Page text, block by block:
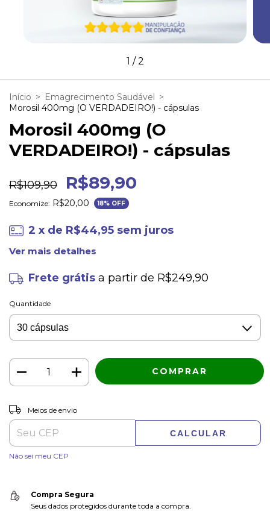
1 /2
Início > Emagrecimento Saudável >
Morosil 400mg (O VERDADEIRO!) - cápsulas
Morosil 400mg (O
VERDADEIRO!) - cápsulas
R$109,90 R$89,90
Economize: R$20,00 18% OFF
2 x de R$44,95 sem juros
Ver mais detalhes
Frete grátis a partir de R$249,90
Quantidade
Entregas para o CEP:
Meios de envio
CALCULAR
Não sei meu CEP
Compra Segura
Seus dados protegidos durante toda a compra.